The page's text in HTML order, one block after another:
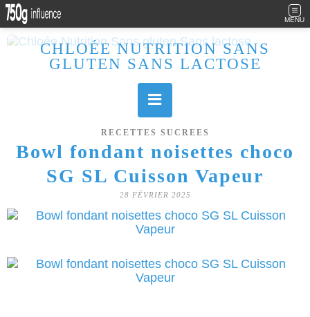
MENU
CHLOÉE NUTRITION SANS
GLUTEN SANS LACTOSE
RECETTES SUCREES
Bowl fondant noisettes choco
SG SL Cuisson Vapeur
28 FÉVRIER 2025